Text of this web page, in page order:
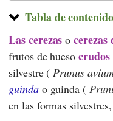
Tabla de contenido
Las cerezas ocerezas
frutos de huesocrudos
silvestre ( Prunus
guindao guinda (
en las formas